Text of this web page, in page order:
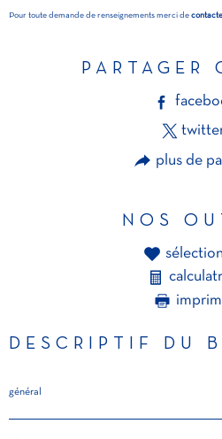
Pour toute demande de renseignements merci de
PARTAGER
plus de
NOS
DESCRIPTIF DU
général